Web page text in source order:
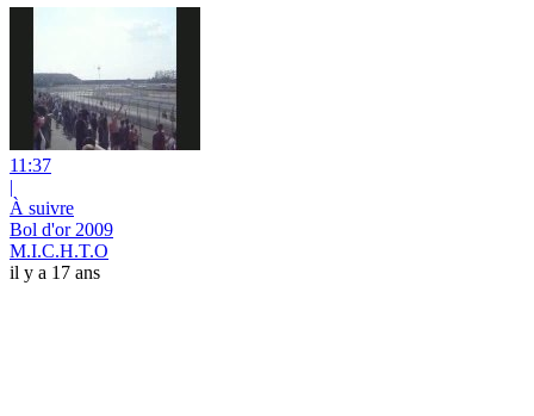
11:37
|
À suivre
Bol d'or 2009
M.I.C.H.T.O
il y a 17 ans